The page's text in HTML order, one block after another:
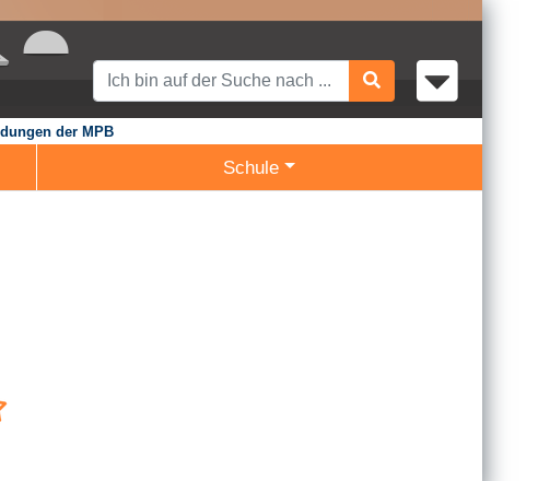
der MPB
Schule